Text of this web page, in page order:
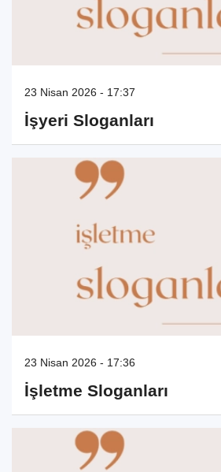
23 Nisan 2026 - 17:37
İşyeri Sloganları
23 Nisan 2026 - 17:36
İşletme Sloganları